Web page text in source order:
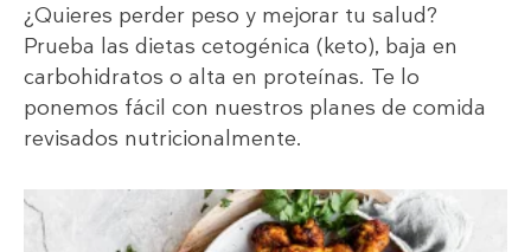
¿Quieres perder peso y mejorar tu salud?
Prueba las dietas cetogénica (keto), baja en
carbohidratos o alta en proteínas. Te lo
ponemos fácil con nuestros planes de comida
revisados nutricionalmente.